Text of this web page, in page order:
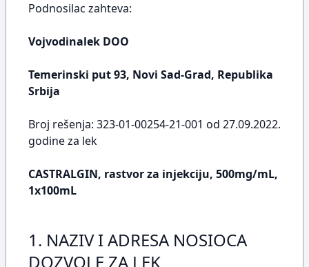
Podnosilac zahteva:
Vojvodinalek DOO
Temerinski put 93, Novi Sad-Grad, Republika
Srbija
Broj rešenja: 323-01-00254-21-001 od 27.09.2022.
godine za lek
CASTRALGIN, rastvor za injekciju, 500mg/mL,
1x100mL
1. NAZIV I ADRESA NOSIOCA
DOZVOLE ZA LEK